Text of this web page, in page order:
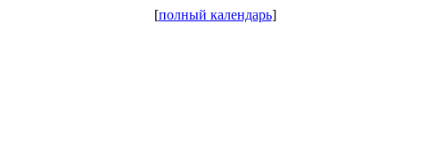
[полный календарь]